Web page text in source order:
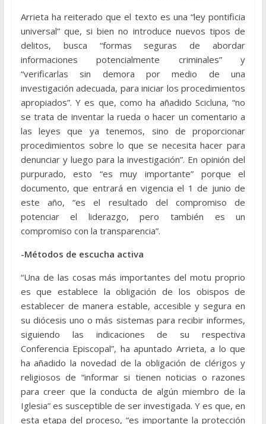
Arrieta ha reiterado que el texto es una “ley pontificia
universal” que, si bien no introduce nuevos tipos de
delitos, busca “formas seguras de abordar
informaciones potencialmente criminales” y
“verificarlas sin demora por medio de una
investigación adecuada, para iniciar los procedimientos
apropiados”. Y es que, como ha añadido Scicluna, “no
se trata de inventar la rueda o hacer un comentario a
las leyes que ya tenemos, sino de proporcionar
procedimientos sobre lo que se necesita hacer para
denunciar y luego para la investigación”. En opinión del
purpurado, esto “es muy importante” porque el
documento, que entrará en vigencia el 1 de junio de
este año, “es el resultado del compromiso de
potenciar el liderazgo, pero también es un
compromiso con la transparencia”.
-Métodos de escucha activa
“Una de las cosas más importantes del motu proprio
es que establece la obligación de los obispos de
establecer de manera estable, accesible y segura en
su diócesis uno o más sistemas para recibir informes,
siguiendo las indicaciones de su respectiva
Conferencia Episcopal”, ha apuntado Arrieta, a lo que
ha añadido la novedad de la obligación de clérigos y
religiosos de “informar si tienen noticias o razones
para creer que la conducta de algún miembro de la
Iglesia” es susceptible de ser investigada. Y es que, en
esta etapa del proceso, “es importante la protección